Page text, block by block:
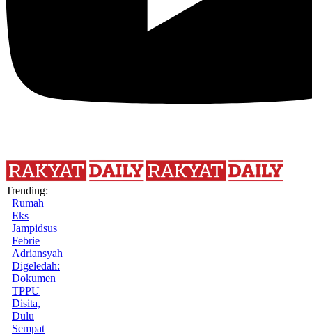
Trending:
Rumah
Eks
Jampidsus
Febrie
Adriansyah
Digeledah:
Dokumen
TPPU
Disita,
Dulu
Sempat